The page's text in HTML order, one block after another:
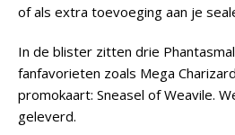
of als extra toevoeging aan je
In de blister zitten drie
fanfavorieten zoals Mega
promokaart: Sneasel of Weavile.
geleverd.